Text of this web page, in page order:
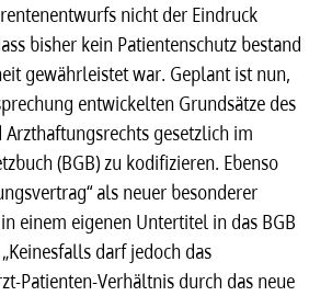
nicht der Eindruck
bisher kein Patientenschutz bestand
gewährleistet war. Geplant ist nun,
entwickelten Grundsätze des
gesetzlich im
(BGB) zu kodifizieren. Ebenso
als neuer besonderer
einem eigenen Untertitel in das BGB
darf jedoch das
Patienten-Verhältnis durch das neue